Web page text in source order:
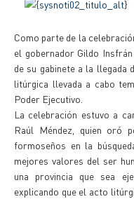
Como parte de la
el gobernador Gildo
de su gabinete a la llegada
litúrgica llevada a cabo
Poder Ejecutivo.
La celebración estuvo a
Raúl Méndez, quien oró
formoseños en la
mejores valores del ser
una provincia que sea
explicando que el acto